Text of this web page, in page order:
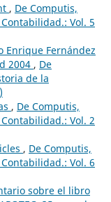
, De Computis,
Vol. 5
Enrique Fernández
2004 , De
de la
, De Computis,
Vol. 2
, De Computis,
Vol. 6
sobre el libro